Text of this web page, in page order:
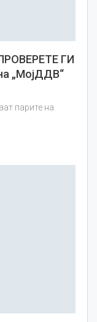
ГИ
„МојДДВ“
парите на